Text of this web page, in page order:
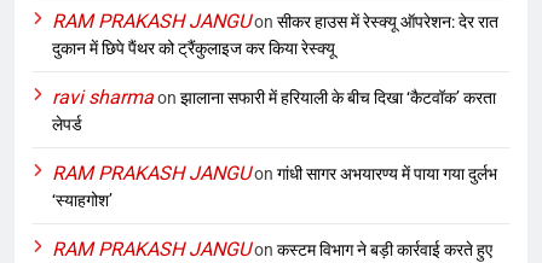
RAM PRAKASH JANGUon सीकर हाउस में रेस्क्यू ऑपरेशन: देर रात
दुकान में छिपे पैंथर को ट्रैंकुलाइज कर किया रेस्क्यू
ravi sharmaon झालाना सफारी में हरियाली के बीच दिखा ‘कैटवॉक’ करता
लेपर्ड
RAM PRAKASH JANGUon गांधी सागर अभयारण्य में पाया गया दुर्लभ
‘स्याहगोश’
RAM PRAKASH JANGUon कस्टम विभाग ने बड़ी कार्रवाई करते हुए